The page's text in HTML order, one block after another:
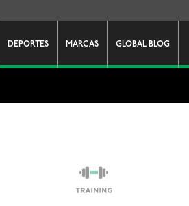
DEPORTES MARCAS GLOBAL BLOG